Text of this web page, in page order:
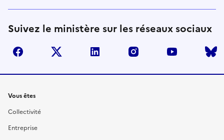
Suivez le ministère sur les réseaux sociaux
facebook twitter linkedin instagram youtube
Liens
Vous êtes
Collectivité
Entreprise